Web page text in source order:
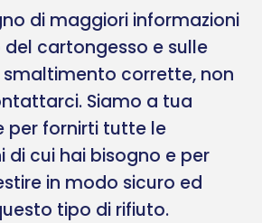
di maggiori informazioni
cartongesso e sulle
corrette, non
Siamo a tua
per fornirti tutte le
di cui hai bisogno e per
in modo sicuro ed
tipo di rifiuto.